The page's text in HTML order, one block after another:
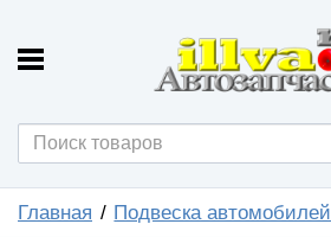
Главная Подвеска автомобилей